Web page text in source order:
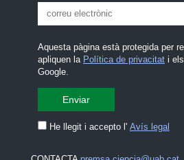
Aquesta pàgina està protegida per
apliquen la Política de privacitati els
Google.
He llegit i accepto l' Avís legal